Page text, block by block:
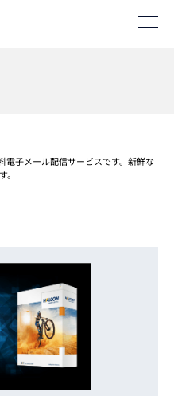
電子メール配信サービスです。新鮮な
。